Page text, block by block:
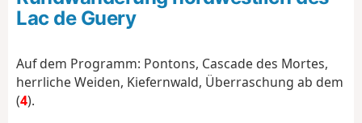
t
Lac de Guery
Auf dem Programm: Pontons, Cascade des Mortes,
herrliche Weiden, Kiefernwald, Überraschung ab dem
(4).